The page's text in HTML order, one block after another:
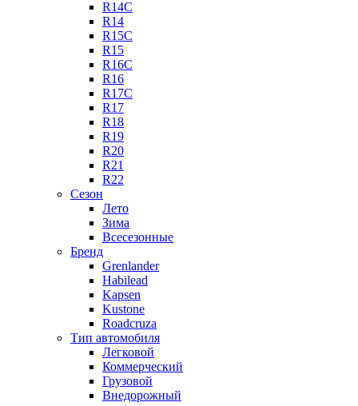
R14C
R14
R15C
R15
R16C
R16
R17C
R17
R18
R19
R20
R21
R22
Сезон
Лето
Зима
Всесезонные
Бренд
Grenlander
Habilead
Kapsen
Kustone
Roadcruza
Тип автомобиля
Легковой
Коммерческий
Грузовой
Внедорожный